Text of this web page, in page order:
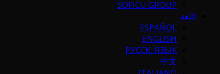
SOFICU GROUP
اللغة
ESPAÑOL
ENGLISH
РУССК. ЯЗЫК
中文